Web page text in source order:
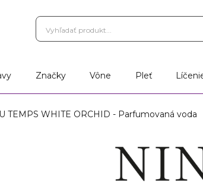
Značky Vône Pleť
TEMPS WHITE ORCHID - Parfumovaná voda